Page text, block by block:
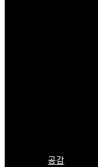
공감